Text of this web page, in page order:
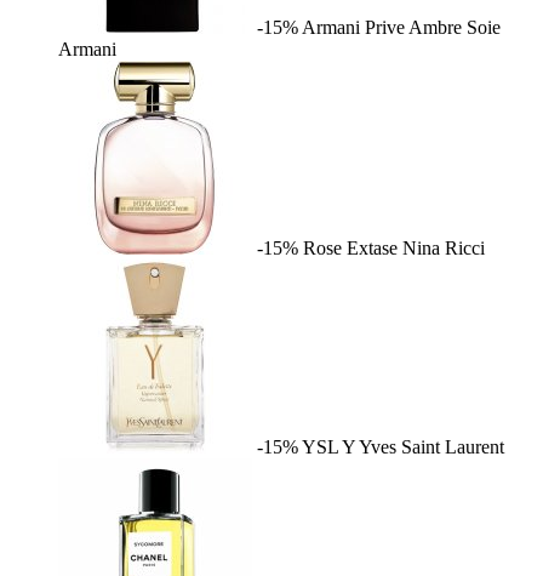
-15% Armani Prive Ambre Soie
Armani
-15% Rose Extase Nina Ricci
-15%YSL YYves Saint Laurent